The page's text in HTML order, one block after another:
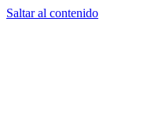
Saltar al contenido